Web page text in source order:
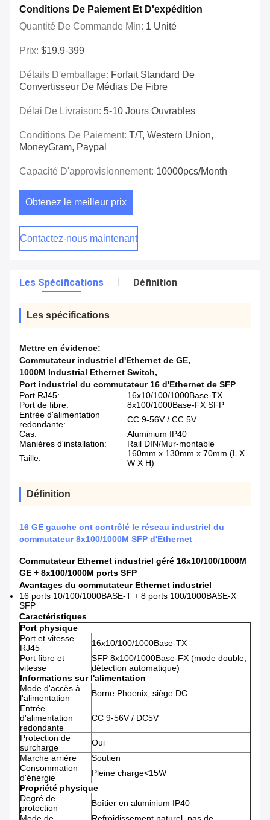
Conditions De Paiement Et D'expédition
Quantité De Commande Min: 1 Unité
Prix: $19.9-399
Détails D'emballage: Forfait Standard De
Convertisseur De Médias De Fibre
Délai De Livraison: 5-10 Jours Ouvrables
Conditions De Paiement: T/T, Western Union,
MoneyGram, Paypal
Capacité D'approvisionnement: 10000pcs/Month
Obtenez le meilleur prix
Contactez-nous maintenant
Les Spécifications Définition
Les spécifications
Mettre en évidence:
Commutateur industriel d'Ethernet de GE,
1000M Industrial Ethernet Switch,
Port industriel du commutateur 16 d'Ethernet de SFP
Port RJ45:
16x10/100/1000Base-TX
Port de fibre:
8x100/1000Base-FX SFP
Entrée d'alimentation
redondante:
CC 9-56V / CC 5V
Cas:
Aluminium IP40
Manières d'installation:
Rail DIN/Mur-montable
Taille:
160mm x 130mm x 70mm (L X
W X H)
Définition
16 GE gauche ont contrôlé le réseau industriel du
commutateur 8x100/1000M SFP d'Ethernet
Commutateur Ethernet industriel géré 16x10/100/1000M
GE + 8x100/1000M ports SFP
Avantages du commutateur Ethernet industriel
16 ports 10/100/1000BASE-T + 8 ports 100/1000BASE-X
SFP
Caractéristiques
Port physique
Port et vitesse
RJ45
16x10/100/1000Base-TX
Port fibre et
vitesse
SFP 8x100/1000Base-FX (mode double,
détection automatique)
Informations sur l'alimentation
Mode d'accès à
l'alimentation
Borne Phoenix, siège DC
Entrée
d'alimentation
redondante
CC 9-56V / DC5V
Protection de
surcharge
Oui
Marche arrière
Soutien
Consommation
d'énergie
Pleine charge<15W
Propriété physique
Degré de
protection
Boîtier en aluminium IP40